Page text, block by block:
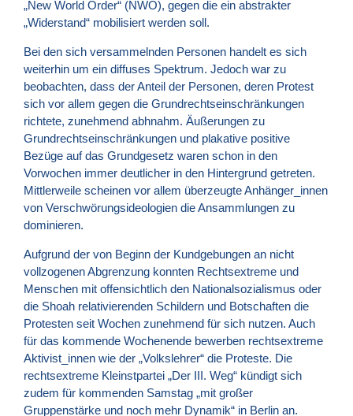
„New World Order“ (NWO), gegen die ein abstrakter
„Widerstand“ mobilisiert werden soll.
Bei den sich versammelnden Personen handelt es sich
weiterhin um ein diffuses Spektrum. Jedoch war zu
beobachten, dass der Anteil der Personen, deren Protest
sich vor allem gegen die Grundrechtseinschränkungen
richtete, zunehmend abhnahm. Äußerungen zu
Grundrechtseinschränkungen und plakative positive
Bezüge auf das Grundgesetz waren schon in den
Vorwochen immer deutlicher in den Hintergrund getreten.
Mittlerweile scheinen vor allem überzeugte Anhänger_innen
von Verschwörungsideologien die Ansammlungen zu
dominieren.
Aufgrund der von Beginn der Kundgebungen an nicht
vollzogenen Abgrenzung konnten Rechtsextreme und
Menschen mit offensichtlich den Nationalsozialismus oder
die Shoah relativierenden Schildern und Botschaften die
Protesten seit Wochen zunehmend für sich nutzen. Auch
für das kommende Wochenende bewerben rechtsextreme
Aktivist_innen wie der „Volkslehrer“ die Proteste. Die
rechtsextreme Kleinstpartei „Der III. Weg“ kündigt sich
zudem für kommenden Samstag „mit großer
Gruppenstärke und noch mehr Dynamik“ in Berlin an.